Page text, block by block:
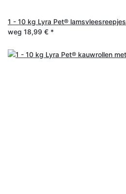
1 - 10 kg Lyra Pet® lamsvleesreepjes
weg 18,99 € *